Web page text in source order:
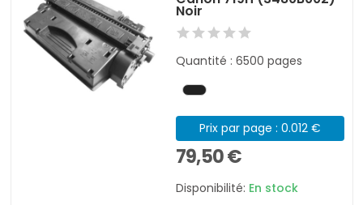
Noir
Quantité : 6500 pages
Prix par page : 0.012 €
79,50 €
Disponibilité: En stock